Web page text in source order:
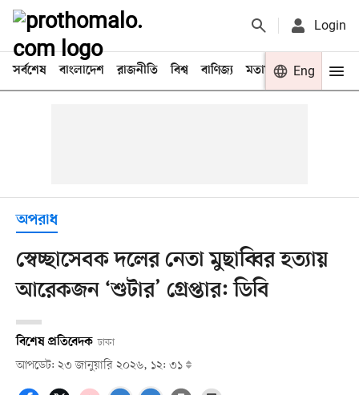
Login
সর্বশেষ বাংলাদেশ রাজনীতি বিশ্ব বাণিজ্য মতামত খেলা
Eng
অপরাধ
স্বেচ্ছাসেবক দলের নেতা মুছাব্বির হত্যায়
আরেকজন ‘শুটার’ গ্রেপ্তার: ডিবি
বিশেষ প্রতিবেদক ঢাকা
আপডেট: ২৩ জানুয়ারি ২০২৬, ১২: ৩১